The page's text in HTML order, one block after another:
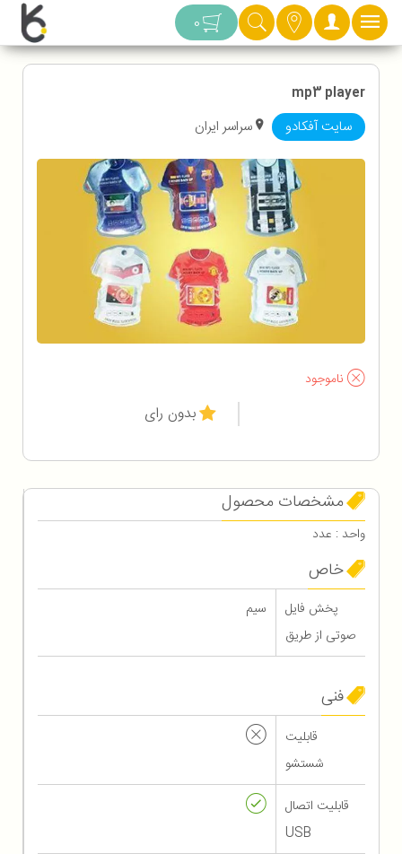
دسته بندی 0
mp3 player
سایت آفکادو سراسر ایران
ناموجود
بدون رای
مشخصات محصول
واحد : عدد
خاص
پخش فایل
صوتی از طریق
سیم
فنی
قابلیت
شستشو
قابلیت اتصال
USB